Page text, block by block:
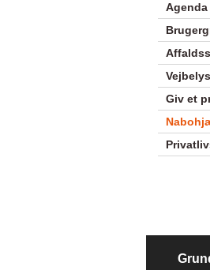
Agenda
Giv et